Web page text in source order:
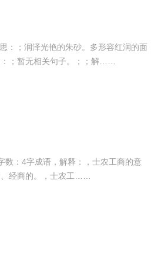
：；润泽光艳的朱砂。多形容红润的面
；暂无相关句子。；；解……
数：4字成语，解释：，士农工商的意
经商的。，士农工……